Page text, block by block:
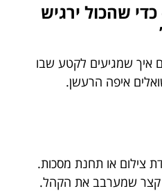
שהכול ירגיש
איך שמגיעים לקטע שבו
איפה הרעשן.
צילום או תחנת מסכות.
שמערבב את הקהל.